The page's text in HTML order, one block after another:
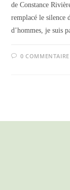
de Constance
remplacé le silence
d’hommes, je suis
0 COMMENTAIRE